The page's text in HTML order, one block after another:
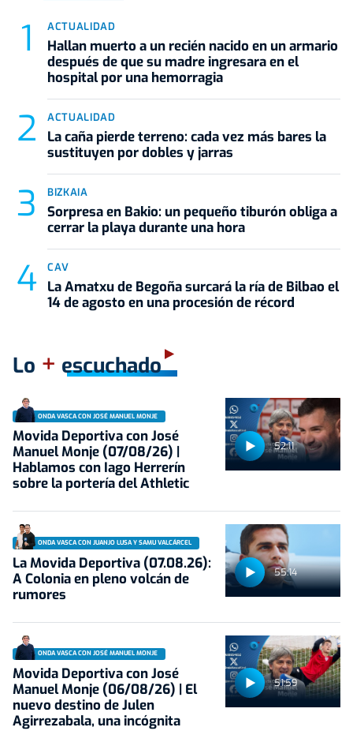
ACTUALIDAD
Hallan muerto a un recién nacido en un armario
después de que su madre ingresara en el
hospital por una hemorragia
ACTUALIDAD
La caña pierde terreno: cada vez más bares la
sustituyen por dobles y jarras
BIZKAIA
Sorpresa en Bakio: un pequeño tiburón obliga a
cerrar la playa durante una hora
CAV
La Amatxu de Begoña surcará la ría de Bilbao el
14 de agosto en una procesión de récord
Lo + escuchado
52:11
ONDA VASCA CON JOSÉ MANUEL MONJE
Movida Deportiva con José
Manuel Monje (07/08/26) |
Hablamos con Iago Herrerín
sobre la portería del Athletic
55:14
ONDA VASCA CON JUANJO LUSA Y SAMU VALCÁRCEL
La Movida Deportiva (07.08.26):
A Colonia en pleno volcán de
rumores
51:59
ONDA VASCA CON JOSÉ MANUEL MONJE
Movida Deportiva con José
Manuel Monje (06/08/26) | El
nuevo destino de Julen
Agirrezabala, una incógnita